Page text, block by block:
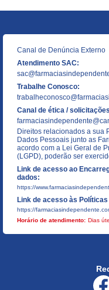
Canal de Denúncia Externo
Atendimento SAC:
Trabalhe Conosco:
Canal de ética /
Direitos relacionados a sua
Dados Pessoais junto as
acordo com a Lei Geral de
(LGPD), poderão ser
Link de acesso ao
dados:
https://
Link de acesso às
https://
Horário de atendimento: Dias